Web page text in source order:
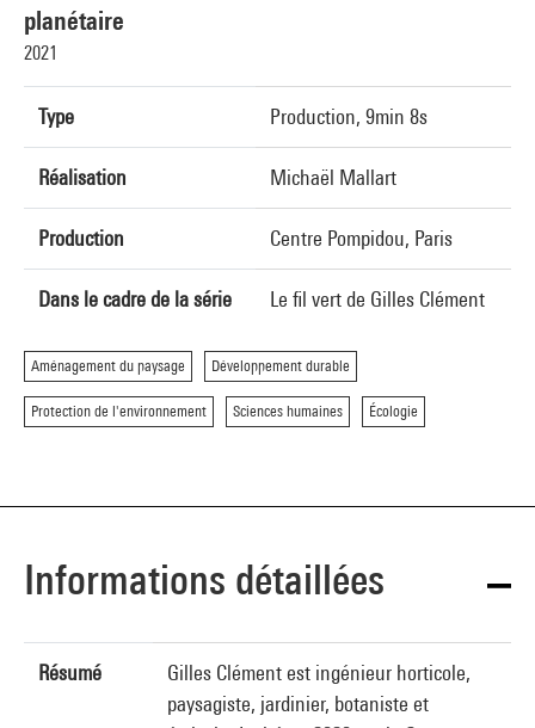
planétaire
2021
Type Production, 9min 8s
Réalisation Michaël Mallart
Production Centre Pompidou, Paris
Dans le cadre de la série Le fil vert de Gilles Clément
Aménagement du paysage Développement durable
Protection de l'environnement Sciences humaines Écologie
Informations détaillées
Résumé
Gilles Clément est ingénieur horticole,
paysagiste, jardinier, botaniste et